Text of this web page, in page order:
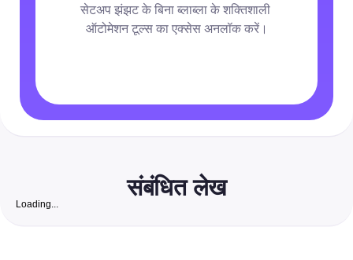
सेटअप झंझट के बिना ब्लाब्ला के शक्तिशाली
ऑटोमेशन टूल्स का एक्सेस अनलॉक करें।
संबंधित लेख
Loading...